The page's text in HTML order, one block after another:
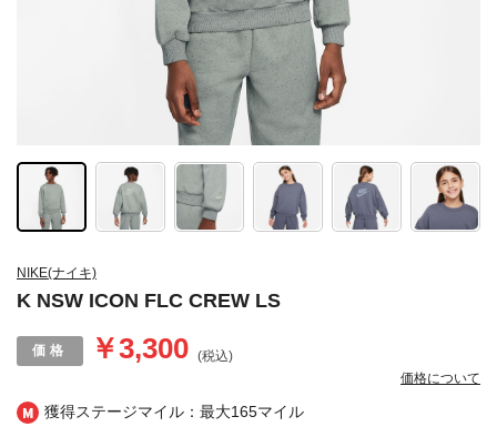
獲得ステージマイル：最大165マイル
NIKE(ナイキ)
K NSW ICON FLC CREW LS
￥3,300 (税込)
価格について